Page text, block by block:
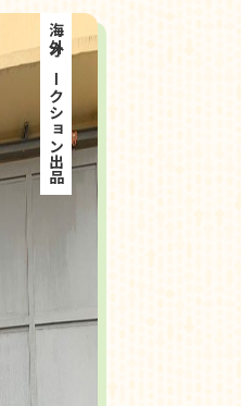
海外オークション出品